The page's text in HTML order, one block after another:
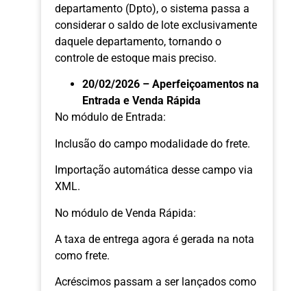
departamento (Dpto), o sistema passa a
considerar o saldo de lote exclusivamente
daquele departamento, tornando o
controle de estoque mais preciso.
20/02/2026 – Aperfeiçoamentos na
Entrada e Venda Rápida
No módulo de Entrada:
Inclusão do campo modalidade do frete.
Importação automática desse campo via
XML.
No módulo de Venda Rápida:
A taxa de entrega agora é gerada na nota
como frete.
Acréscimos passam a ser lançados como